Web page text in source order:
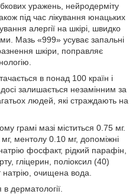
уражень, нейродерміту
під час лікування юнацьких
алергії на шкірі, швидко
Мазь «999» усуває запальні
шкіри, поправляє
в понад 100 країн і
досі залишається незамінним за
людей, які страждають на
грамі мазі міститься 0.75 мг.
ментолу 0.10 мг, допоміжні
фосфакт, рідкий парафін,
гліцерин, поліоксил (40)
натрію, очищена вода.
в дерматології.